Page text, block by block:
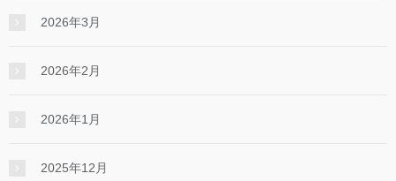
2026年3月
2026年2月
2026年1月
2025年12月